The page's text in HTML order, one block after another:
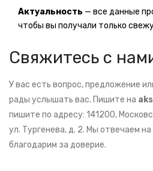
Актуальность — все данные
чтобы вы получали только
Свяжитесь с
У вас есть вопрос, предложение
рады услышать вас. Пишите на
пишите по адресу: 141200,
ул. Тургенева, д. 2. Мы отвечаем
благодарим за доверие.